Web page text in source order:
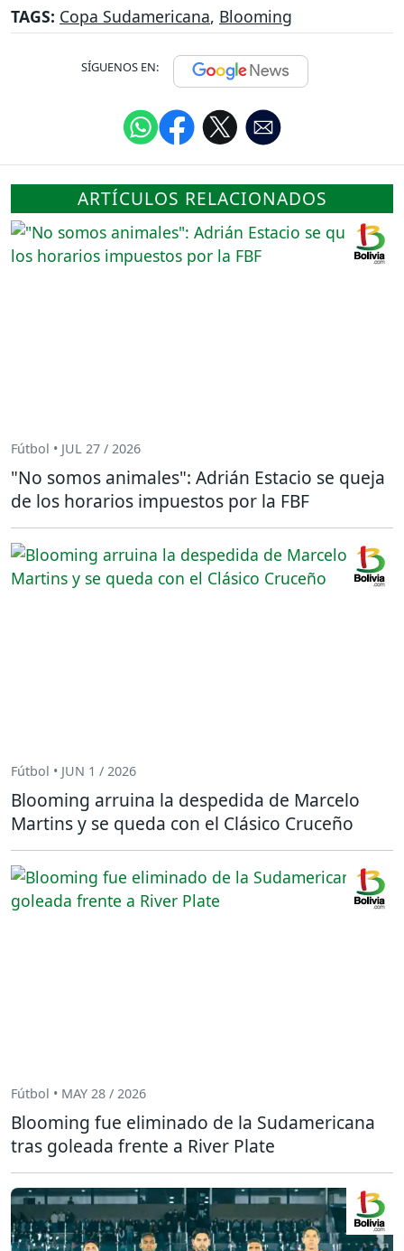
TAGS: Copa Sudamericana, Blooming
SÍGUENOS EN:
ARTÍCULOS RELACIONADOS
Fútbol • JUL 27 / 2026
"No somos animales": Adrián Estacio se queja
de los horarios impuestos por la FBF
Fútbol • JUN 1 / 2026
Blooming arruina la despedida de Marcelo
Martins y se queda con el Clásico Cruceño
Fútbol • MAY 28 / 2026
Blooming fue eliminado de la Sudamericana
tras goleada frente a River Plate